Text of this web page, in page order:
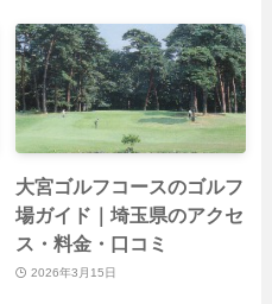
大宮ゴルフコースのゴルフ
場ガイド｜埼玉県のアクセ
ス・料金・口コミ
2026年3月15日